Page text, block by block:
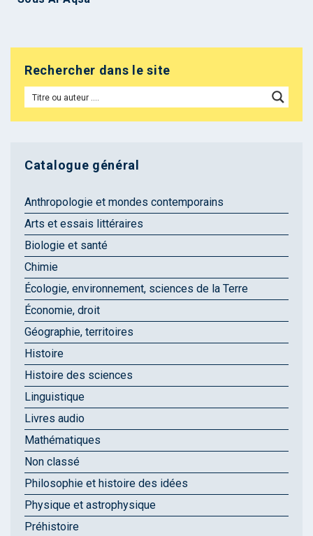
Rechercher dans le site
Catalogue général
Anthropologie et mondes contemporains
Arts et essais littéraires
Biologie et santé
Chimie
Écologie, environnement, sciences de la Terre
Économie, droit
Géographie, territoires
Histoire
Histoire des sciences
Linguistique
Livres audio
Mathématiques
Non classé
Philosophie et histoire des idées
Physique et astrophysique
Préhistoire